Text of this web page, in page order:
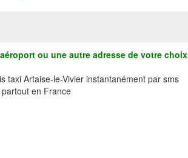
ou une autre adresse de votre choix
taxi Artaise-le-Vivier instantanément par sms
en France